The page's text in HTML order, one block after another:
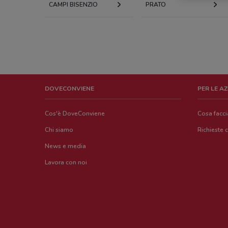
CAMPI BISENZIO PRATO
DOVECONVIENE
Cos'è DoveConviene
Chi siamo
News e media
Lavora con noi
PER LE
Cosa
Richieste